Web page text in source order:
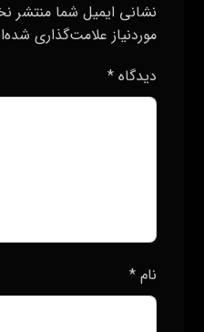
نشانی ایمیل شما منتشر
موردنیاز علامت‌گذاری
دیدگاه*
نام*